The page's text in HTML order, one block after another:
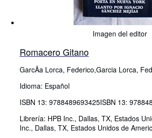
Imagen del editor
Romacero Gitano
GarcÃa Lorca, Federico,Garcia Lorca,
Idioma: Español
ISBN 13: 9788489693425ISBN 13:
Librería: HPB Inc., Dallas, TX, Estados
Inc., Dallas, TX, Estados Unidos de